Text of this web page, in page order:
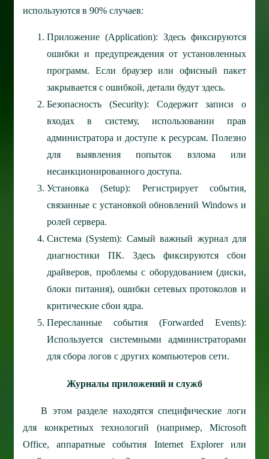
используются в 90% случаев:
Приложение (Application): Здесь фиксируются
ошибки и предупреждения от установленных
программ. Если браузер или офисный пакет
закрывается с ошибкой, детали будут здесь.
Безопасность (Security): Содержит записи о
входах в систему, использовании прав
администратора и доступе к ресурсам. Полезно
для выявления попыток взлома или
несанкционированного доступа.
Установка (Setup): Регистрирует события,
связанные с установкой обновлений Windows и
ролей сервера.
Система (System): Самый важный журнал для
диагностики ПК. Здесь фиксируются сбои
драйверов, проблемы с оборудованием (диски,
блоки питания), ошибки сетевых протоколов и
критические сбои ядра.
Пересланные события (Forwarded Events):
Используется системными администраторами
для сбора логов с других компьютеров сети.
Журналы приложений и служб
В этом разделе находятся специфические логи
для конкретных технологий (например, Microsoft
Office, аппаратные события Internet Explorer или